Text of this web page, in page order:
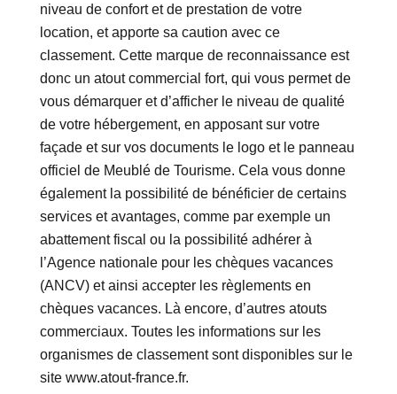
niveau de confort et de prestation de votre
location, et apporte sa caution avec ce
classement. Cette marque de reconnaissance est
donc un atout commercial fort, qui vous permet de
vous démarquer et d’afficher le niveau de qualité
de votre hébergement, en apposant sur votre
façade et sur vos documents le logo et le panneau
officiel de Meublé de Tourisme. Cela vous donne
également la possibilité de bénéficier de certains
services et avantages, comme par exemple un
abattement fiscal ou la possibilité adhérer à
l’Agence nationale pour les chèques vacances
(ANCV) et ainsi accepter les règlements en
chèques vacances. Là encore, d’autres atouts
commerciaux. Toutes les informations sur les
organismes de classement sont disponibles sur le
site www.atout-france.fr.